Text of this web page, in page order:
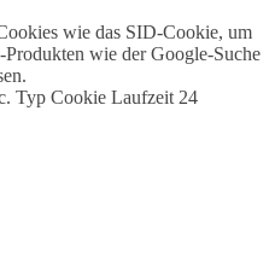
wie das SID-Cookie, um
wie der Google-Suche
Typ Cookie Laufzeit 24